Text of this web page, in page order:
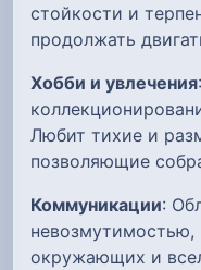
стойкости и
продолжать
Хобби и увлечения
Любит тихие и
позволяющие
Коммуникации:
невозмутимостью,
окружающих и